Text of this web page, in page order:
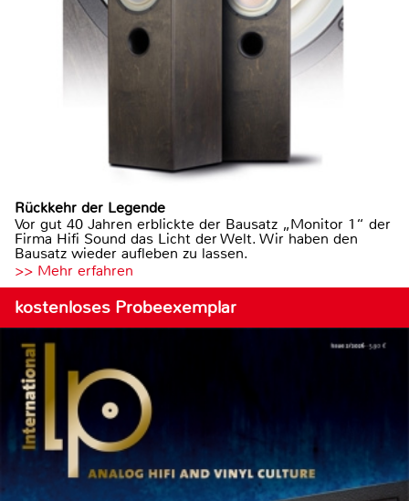
Rückkehr der Legende
Vor gut 40 Jahren erblickte der Bausatz „Monitor 1“ der
Firma Hifi Sound das Licht der Welt. Wir haben den
Bausatz wieder aufleben zu lassen.
>> Mehr erfahren
kostenloses Probeexemplar